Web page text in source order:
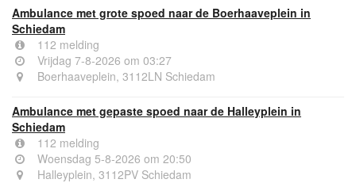
Ambulance met grote spoed naar de Boerhaaveplein in
Schiedam
112 melding
Vrijdag 7-8-2026 om 03:27
Boerhaaveplein, 3112LN Schiedam
Ambulance met gepaste spoed naar de Halleyplein in
Schiedam
112 melding
Woensdag 5-8-2026 om 20:50
Halleyplein, 3112PV Schiedam